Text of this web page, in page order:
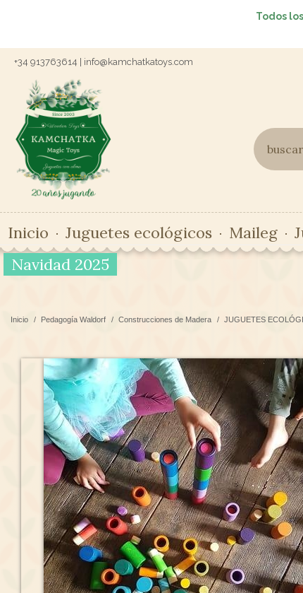
Todos
+34 913763614 | info@kamchatkatoys.com
Inicio Juguetes ecológicos Maileg
Navidad 2025
Inicio / Pedagogía Waldorf / Construcciones de Madera / JUGUETES